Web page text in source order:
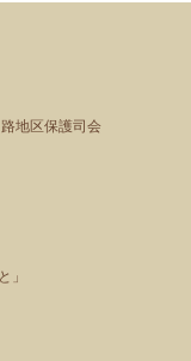
地区保護司会
」